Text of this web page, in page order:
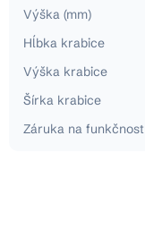
Výška (mm)
Hĺbka krabice
Výška krabice
Šírka krabice
Záruka na funkčnost